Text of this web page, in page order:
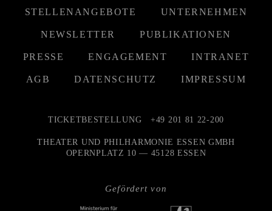
STELLENANGEBOTE UNTERNEHMEN
NEWSLETTER PUBLIKATIONEN
PRESSE ENGAGEMENT INTRANET
AGB DATENSCHUTZ IMPRESSUM
Gefördert von
TICKETBESTELLUNG +49 201 81 22-200
THEATER UND PHILHARMONIE ESSEN GMBH
OPERNPLATZ 10 — 45128 ESSEN